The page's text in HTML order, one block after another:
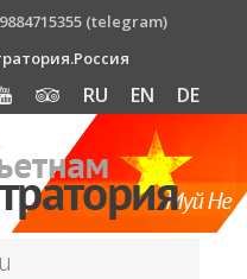
(telegram)
RU EN DE